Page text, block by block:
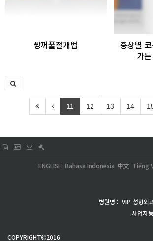
쌍꺼풀절개법
증상별
가
11 12 13 14
Tiếng
中文
Bahasa Indonesia
ENGLISH
병원명 : VIP 성형외
사업자
COPYRIGHT
2016